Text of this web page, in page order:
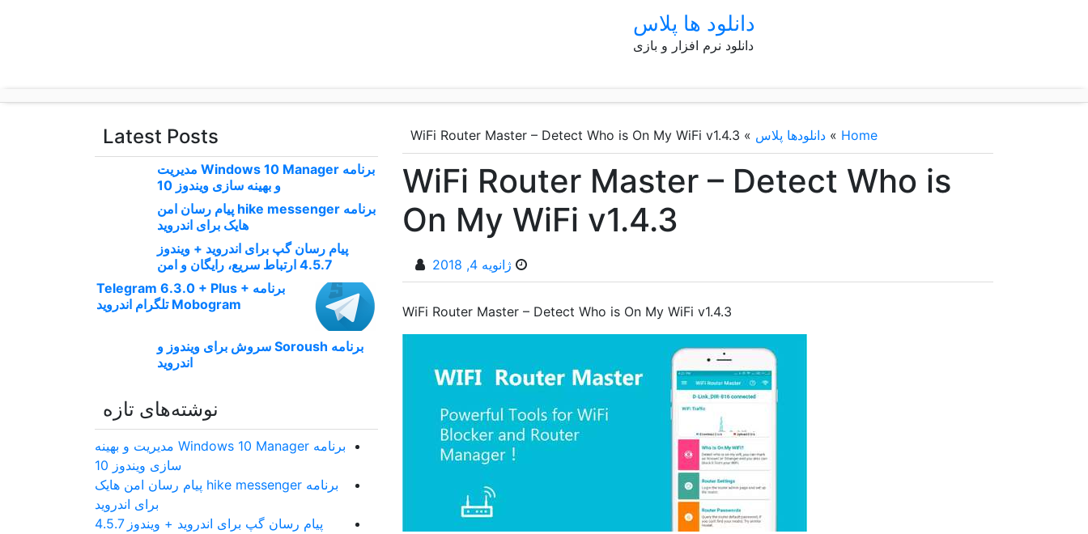
دانلود ها پلاس
دانلود نرم افزار و بازی
Home
» دانلودها پلاس »
WiFi Router Master – Detect Who is On My WiFi v1.4.3
WiFi Router Master – Detect Who is
On My WiFi v1.4.3
ژانویه 4, 2018
WiFi Router Master – Detect Who is On My WiFi v1.4.3
Latest Posts
برنامه Windows 10 Manager مدیریت
و بهینه سازی ویندوز 10
برنامه hike messenger پیام‌ رسان‌ امن
هایک برای اندروید
پیام رسان گپ برای اندروید + ویندوز
4.5.7 ارتباط سریع، رایگان و امن
برنامه Telegram 6.3.0 + Plus +
Mobogram تلگرام اندروید
برنامه Soroush سروش برای ویندوز و
اندروید
نوشته‌های تازه
برنامه Windows 10 Manager مدیریت و بهینه
سازی ویندوز 10
برنامه hike messenger پیام‌ رسان‌ امن هایک
برای اندروید
پیام رسان گپ برای اندروید + ویندوز 4.5.7